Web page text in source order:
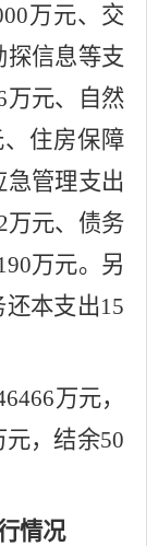
万元、交
探信息等支
万元、
自然
、住房保障
管理支出
万元、 债务
万元。另
还本支出15
万元，
元，结余50
情况